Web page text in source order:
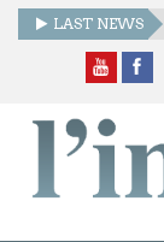
LAST NEWS